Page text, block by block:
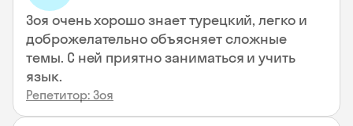
Зоя очень хорошо знает турецкий, легко и
доброжелательно объясняет сложные
темы. С ней приятно заниматься и учить
язык.
Репетитор: Зоя